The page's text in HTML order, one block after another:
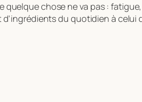
chose ne va pas :
du quotidien à celui